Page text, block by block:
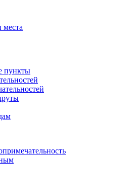
пункты